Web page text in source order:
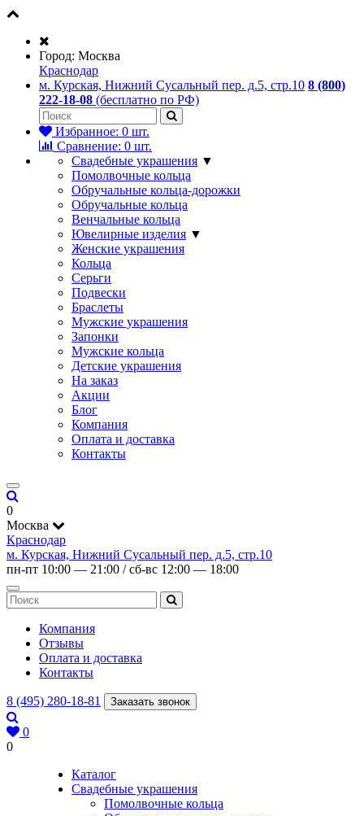
Город: Москва
Краснодар
м. Курская, Нижний Сусальный пер. д.5, стр.10 8 (800)
222-18-08 (бесплатно по РФ)
Избранное: 0 шт.
Сравнение: 0 шт.
Свадебные украшения ▼
Помолвочные кольца
Обручальные кольца-дорожки
Обручальные кольца
Венчальные кольца
Ювелирные изделия ▼
Женские украшения
Кольца
Серьги
Подвески
Браслеты
Мужские украшения
Запонки
Мужские кольца
Детские украшения
На заказ
Акции
Блог
Компания
Оплата и доставка
Контакты
0
Москва
Краснодар
м. Курская, Нижний Сусальный пер. д.5, стр.10
пн-пт 10:00 — 21:00 / сб-вс 12:00 — 18:00
Компания
Отзывы
Оплата и доставка
Контакты
8 (495) 280-18-81 Заказать звонок
0
0
Каталог
Свадебные украшения
Помолвочные кольца